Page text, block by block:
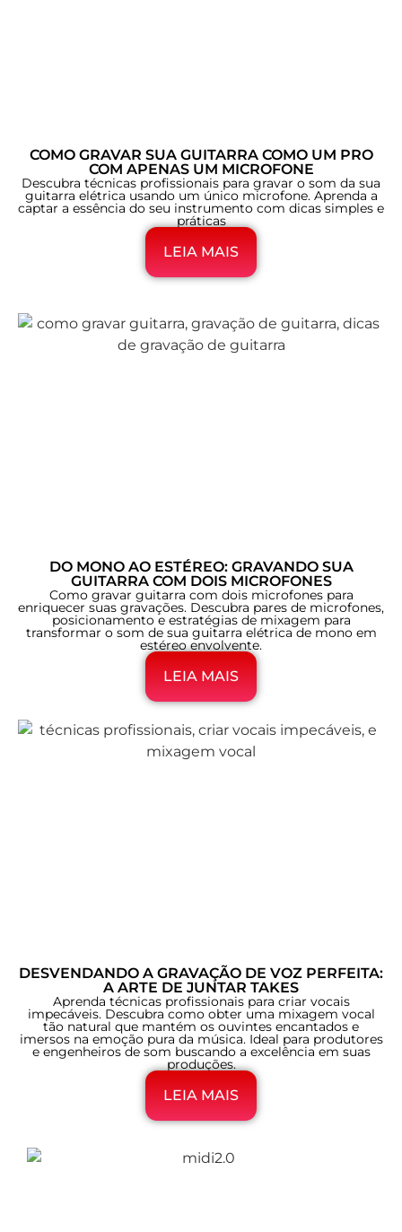
COMO GRAVAR SUA GUITARRA COMO UM PRO
COM APENAS UM MICROFONE
Descubra técnicas profissionais para gravar o som da sua
guitarra elétrica usando um único microfone. Aprenda a
captar a essência do seu instrumento com dicas simples e
práticas
LEIA MAIS
DO MONO AO ESTÉREO: GRAVANDO SUA
GUITARRA COM DOIS MICROFONES
Como gravar guitarra com dois microfones para
enriquecer suas gravações. Descubra pares de microfones,
posicionamento e estratégias de mixagem para
transformar o som de sua guitarra elétrica de mono em
estéreo envolvente.
LEIA MAIS
DESVENDANDO A GRAVAÇÃO DE VOZ PERFEITA:
A ARTE DE JUNTAR TAKES
Aprenda técnicas profissionais para criar vocais
impecáveis. Descubra como obter uma mixagem vocal
tão natural que mantém os ouvintes encantados e
imersos na emoção pura da música. Ideal para produtores
e engenheiros de som buscando a excelência em suas
produções.
LEIA MAIS